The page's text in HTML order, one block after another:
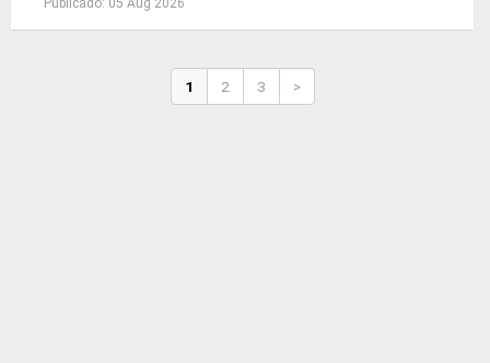
Públicado: 05 Aug 2026
1 2 3 >